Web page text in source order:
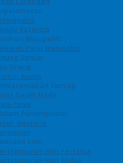
Kotaraja
Majapahit
Panji Majapahit
Semar
Orang
Anom
Senyap
Gajah Mada
rawa
Penumpasan
Banteng
Lain
Hari Pertama
Hari Kedua